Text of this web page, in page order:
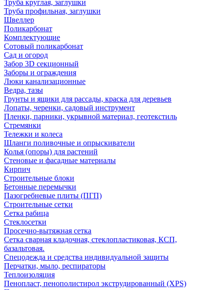
Труба круглая, заглушки
Труба профильная, заглушки
Швеллер
Поликарбонат
Комплектующие
Сотовый поликарбонат
Сад и огород
Забор 3D секционный
Заборы и ограждения
Люки канализационные
Ведра, тазы
Грунты и ящики для рассады, краска для деревьев
Лопаты, черенки, садовый инструмент
Пленки, парники, укрывной материал, геотекстиль
Стремянки
Тележки и колеса
Шланги поливочные и опрыскиватели
Колья (опоры) для растений
Стеновые и фасадные материалы
Кирпич
Строительные блоки
Бетонные перемычки
Пазогребневые плиты (ПГП)
Строительные сетки
Сетка рабица
Стеклосетки
Просечно-вытяжная сетка
Сетка сварная кладочная, стеклопластиковая, КСП,
базальтовая.
Спецодежда и средства индивидуальной защиты
Перчатки, мыло, респираторы
Теплоизоляция
Пенопласт, пенополистирол экструдированный (XPS)